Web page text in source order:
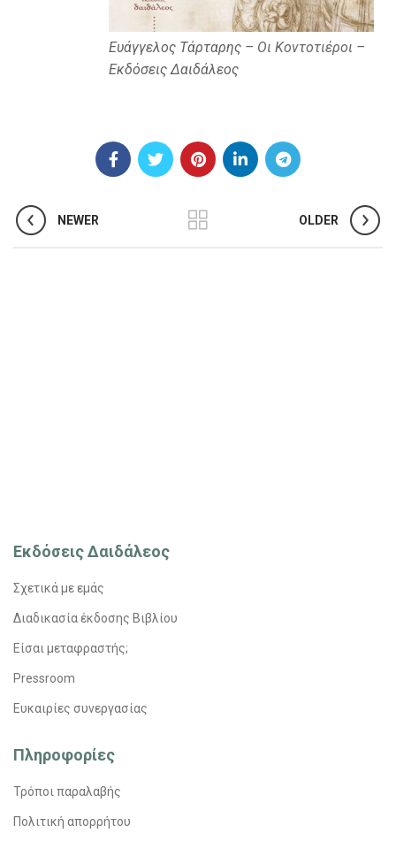
Ευάγγελος Τάρταρης – Οι Κοντοτιέροι –
Εκδόσεις Δαιδάλεος
NEWER OLDER
Εκδόσεις Δαιδάλεος
Σχετικά με εμάς
Διαδικασία έκδοσης Βιβλίου
Είσαι μεταφραστής;
Pressroom
Ευκαιρίες συνεργασίας
Πληροφορίες
Τρόποι παραλαβής
Πολιτική απορρήτου